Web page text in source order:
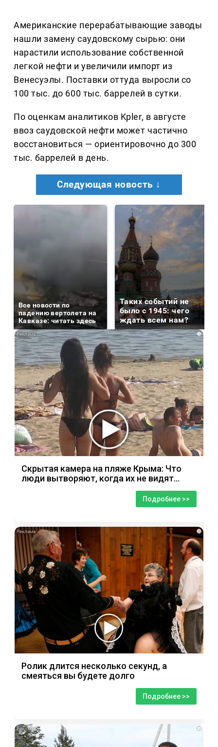
Американские перерабатывающие заводы
нашли замену саудовскому сырью: они
нарастили использование собственной
легкой нефти и увеличили импорт из
Венесуэлы. Поставки оттуда выросли со
100 тыс. до 600 тыс. баррелей в сутки.
По оценкам аналитиков Kpler, в августе
ввоз саудовской нефти может частично
восстановиться — ориентировочно до 300
тыс. баррелей в день.
Следующая новость ↓
Все новости по
падению вертолета на
Кавказе: читать здесь
Таких событий не
было с 1945: чего
ждать всем нам?
i
Скрытая камера на пляже Крыма: Что
люди вытворяют, когда их не видят...
Подробнее >>
i
Ролик длится несколько секунд, а
смеяться вы будете долго
Подробнее >>
i